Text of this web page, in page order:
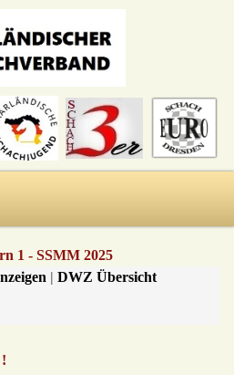
1 - SSMM 2025
| DWZ Übersicht